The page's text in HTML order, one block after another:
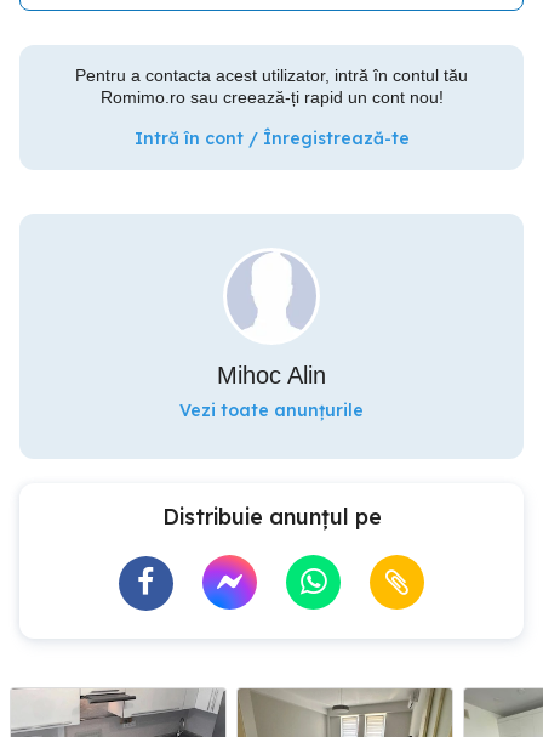
Pentru a contacta acest utilizator, intră în contul tău
Romimo.ro sau creează-ți rapid un cont nou!
Intră în cont / Înregistrează-te
Mihoc Alin
Vezi toate anunțurile
Distribuie anunțul pe